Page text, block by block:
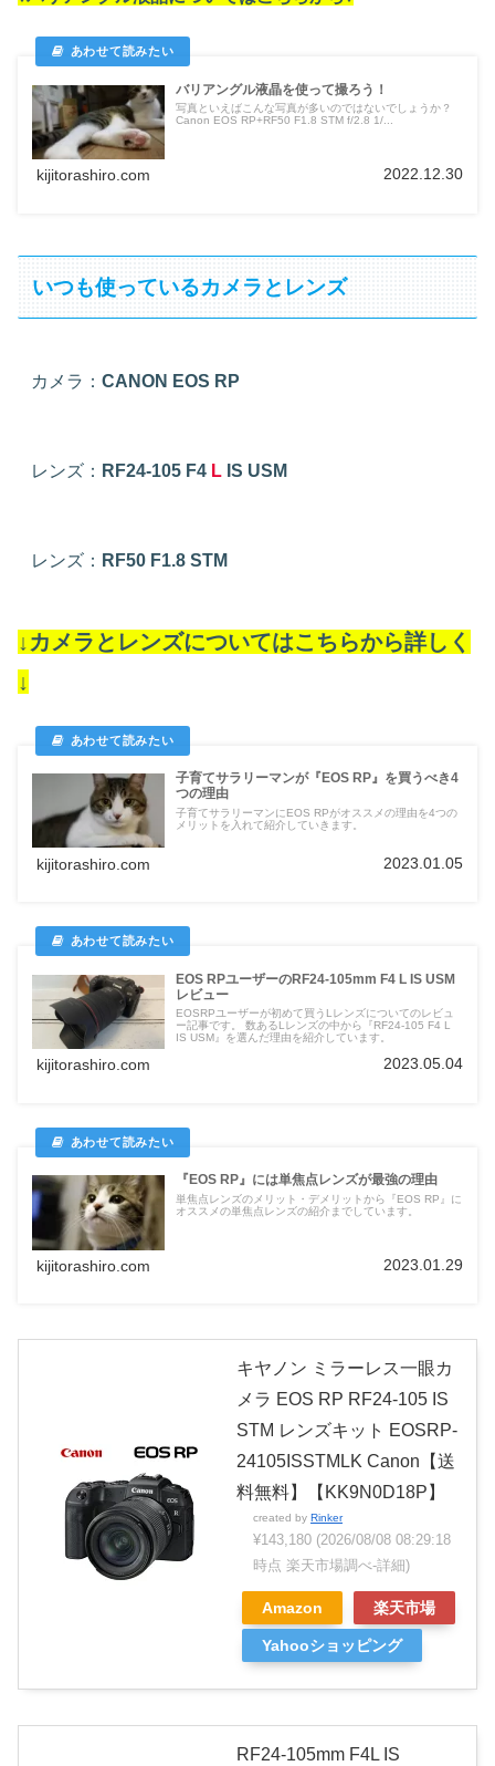
バリアングル液晶を使って撮ろう！
写真といえばこんな写真が多いのではないでしょうか？
Canon EOS RP+RF50 F1.8 STM f/2.8 1/...
kijitorashiro.com 2022.12.30
いつも使っているカメラとレンズ
カメラ： CANON EOS RP
レンズ： RF24-105 F4 L IS USM
レンズ： RF50 F1.8 STM
↓カメラとレンズについてはこちらから詳しく
↓
子育てサラリーマンが『EOS RP』を買うべき4
つの理由
子育てサラリーマンにEOS RPがオススメの理由を4つの
メリットを入れて紹介していきます。
kijitorashiro.com 2023.01.05
EOS RPユーザーのRF24-105mm F4 L IS USM
レビュー
EOSRPユーザーが初めて買うLレンズについてのレビュ
ー記事です。 数あるLレンズの中から『RF24-105 F4 L
IS USM』を選んだ理由を紹介しています。
kijitorashiro.com 2023.05.04
『EOS RP』には単焦点レンズが最強の理由
単焦点レンズのメリット・デメリットから『EOS RP』に
オススメの単焦点レンズの紹介までしています。
kijitorashiro.com 2023.01.29
キヤノン ミラーレス一眼カ
メラ EOS RP RF24-105 IS
STM レンズキット EOSRP-
24105ISSTMLK Canon【送
料無料】【KK9N0D18P】
created by Rinker
¥143,180 (2026/08/08 08:29:18
時点 楽天市場調べ-詳細)
Amazon 楽天市場
Yahooショッピング
RF24-105mm F4L IS